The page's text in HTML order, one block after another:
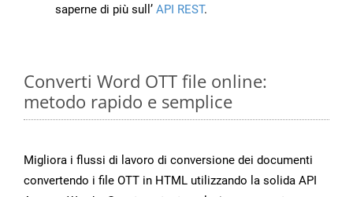
saperne di più sull’ API REST.
Converti Word OTT file online:
metodo rapido e semplice
Migliora i flussi di lavoro di conversione dei documenti
convertendo i file OTT in HTML utilizzando la solida API